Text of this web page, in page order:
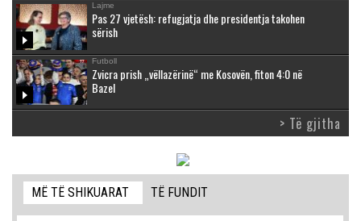
Lajme
Pas 27 vjetësh: refugjatja dhe presidentja takohen
sërish
Futboll
Zvicra prish „vëllazërinë“ me Kosovën, fiton 4:0 në
Bazel
> Të gjitha
MË TË SHIKUARAT TË FUNDIT